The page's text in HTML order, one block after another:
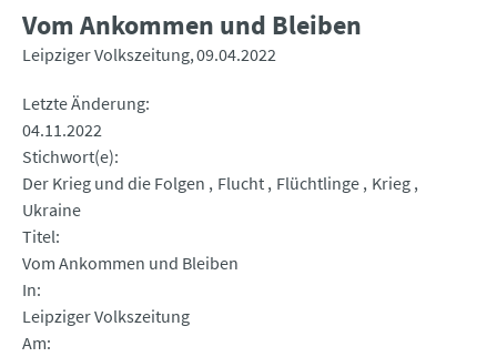
Vom Ankommen und Bleiben
Leipziger Volkszeitung 09.04.2022
Letzte Änderung
04.11.2022
Stichwort(e)
Der Krieg und die Folgen
Flucht Flüchtlinge Krieg
Ukraine
Titel
Vom Ankommen und Bleiben
In
Leipziger Volkszeitung
Am